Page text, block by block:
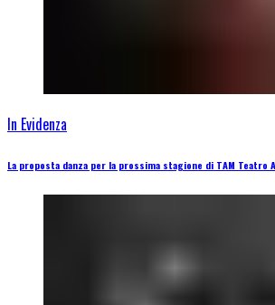
In Evidenza
La proposta danza per la prossima stagione di TAM Teatro